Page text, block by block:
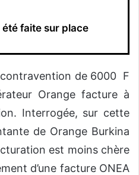
été faite sur place
contravention de 6000 F
Orange facture à
Interrogée, sur cette
de Orange Burkina
est moins chère
d’une facture ONEA